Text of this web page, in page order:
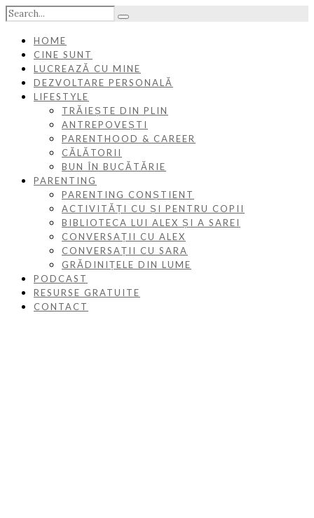
HOME
CINE SUNT
LUCREAZĂ CU MINE
DEZVOLTARE PERSONALĂ
LIFESTYLE
TRĂIEȘTE DIN PLIN
ANTREPOVEȘTI
PARENTHOOD & CAREER
CĂLĂTORII
BUN ÎN BUCĂTĂRIE
PARENTING
PARENTING CONȘTIENT
ACTIVITĂȚI CU ȘI PENTRU COPII
BIBLIOTECA LUI ALEX ȘI A SAREI
CONVERSAȚII CU ALEX
CONVERSAȚII CU SARA
GRĂDINIȚELE DIN LUME
PODCAST
RESURSE GRATUITE
CONTACT